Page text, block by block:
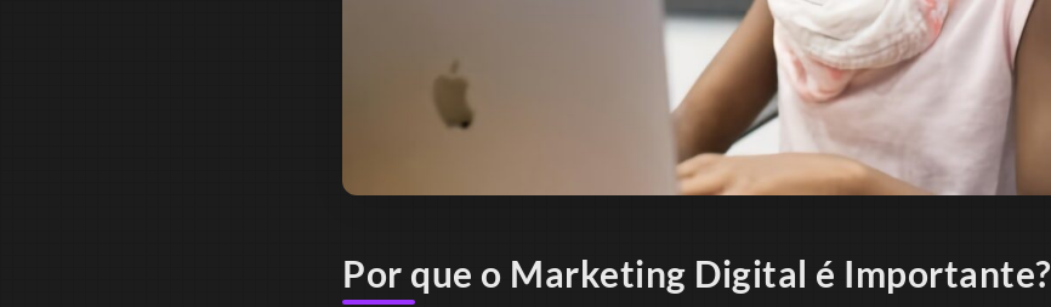
Por que o Marketing Digital é Importante?